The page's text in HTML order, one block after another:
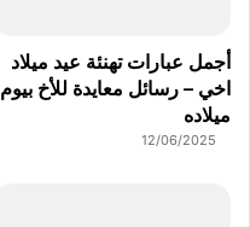
أجمل عبارات تهنئة عيد ميلاد
اخي – رسائل معايدة للأخ بيوم
ميلاده
12/06/2025